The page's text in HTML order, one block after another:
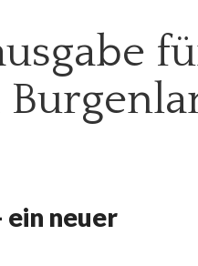
ein neuer